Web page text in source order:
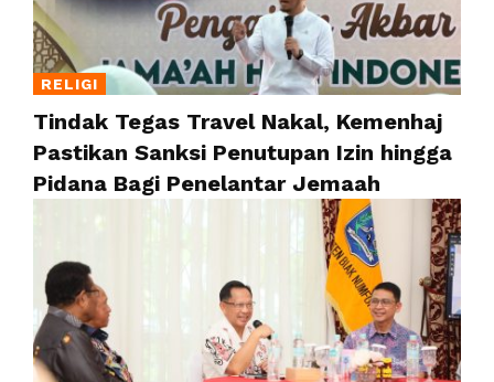
RELIGI
Tindak Tegas Travel Nakal, Kemenhaj
Pastikan Sanksi Penutupan Izin hingga
Pidana Bagi Penelantar Jemaah